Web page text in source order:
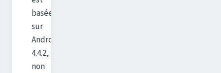
basée
sur
Android
4.4.2,
non